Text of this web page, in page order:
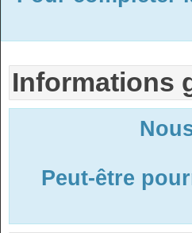
Informations
Peut-être